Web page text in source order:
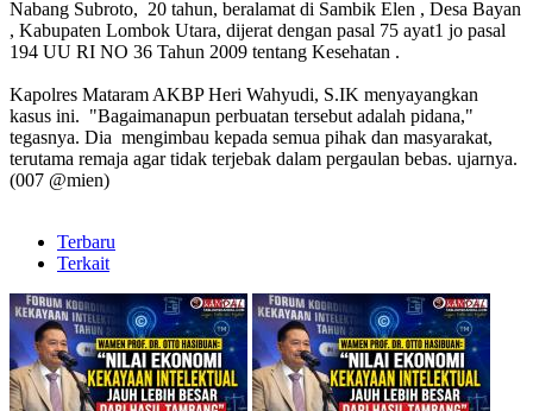
Nabang Subroto, 20 tahun, beralamat di Sambik Elen , Desa Bayan
, Kabupaten Lombok Utara, dijerat dengan pasal 75 ayat1 jo pasal
194 UU RI NO 36 Tahun 2009 tentang Kesehatan .
Kapolres Mataram AKBP Heri Wahyudi, S.IK menyayangkan
kasus ini. "Bagaimanapun perbuatan tersebut adalah pidana,"
tegasnya. Dia mengimbau kepada semua pihak dan masyarakat,
terutama remaja agar tidak terjebak dalam pergaulan bebas. ujarnya.
(007 @mien)
Terbaru
Terkait